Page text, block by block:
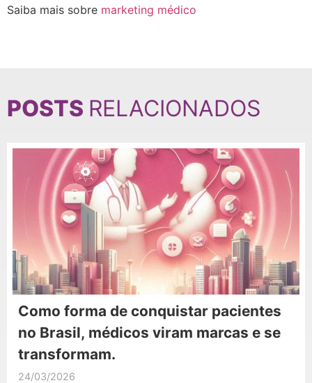
Saiba mais sobre marketing médico
POSTS RELACIONADOS
Como forma de conquistar pacientes
no Brasil, médicos viram marcas e se
transformam.
24/03/2026